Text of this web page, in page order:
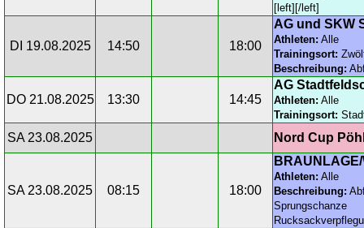
[left][/left]
DI 19.08.2025 14:50 18:00
AG und SKW
Athleten: Alle
Trainingsort:
Beschreibung:
DO 21.08.2025 13:30 14:45
AG
Athleten: Alle
Trainingsort:
SA 23.08.2025 Nord Cup
SA 23.08.2025 08:15 18:00
Athleten: Alle
Beschreibung:
Sprungschanze